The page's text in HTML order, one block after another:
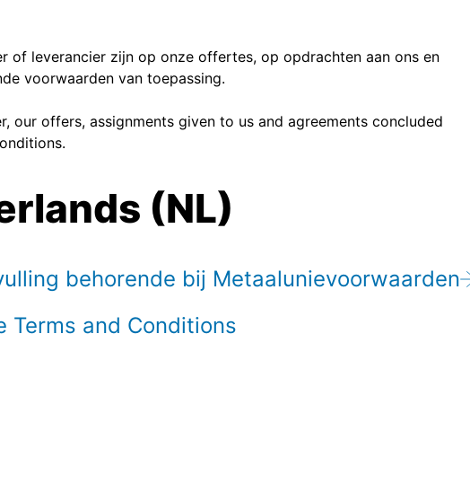
of leverancier zijn op onze offertes, op opdrachten aan ons en
voorwaarden van toepassing.
our offers, assignments given to us and agreements concluded
(NL)
behorende bij Metaalunievoorwaarden
Terms and Conditions